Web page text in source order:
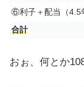
⑥利子＋配当（4.5
合計
おぉ、何とか